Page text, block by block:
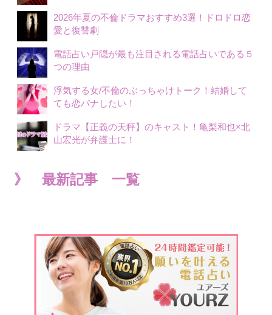
2026年夏の不倫ドラマおすすめ3選！ドロドロ恋
愛と復讐劇
電話占い戸隠が最も注目される電話占いである５
つの理由
浮気する女/不倫のぶっちゃけトーク！結婚して
ても恋バナしたい！
ドラマ【正義の天秤】のキャスト！亀梨和也×北
山宏光が弁護士に！
》 最新記事 一覧